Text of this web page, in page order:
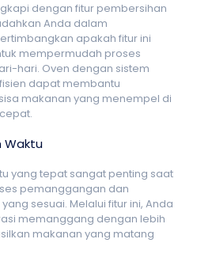
dengan fitur pembersihan
Anda dalam
apakah fitur ini
mempermudah proses
hari. Oven dengan sistem
dapat membantu
makanan yang menempel di
Waktu
yang tepat sangat penting saat
pemanggangan dan
sesuai. Melalui fitur ini, Anda
memanggang dengan lebih
makanan yang matang